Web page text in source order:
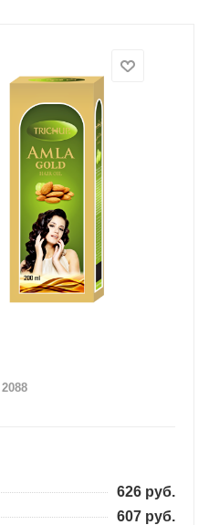
2088
626 руб.
607 руб.